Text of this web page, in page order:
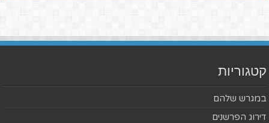
קטגוריות
במגרש שלהם
דירוג הפרשנים